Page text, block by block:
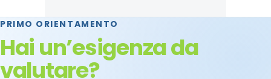
PRIMO ORIENTAMENTO
Hai un’esigenza da
valutare?